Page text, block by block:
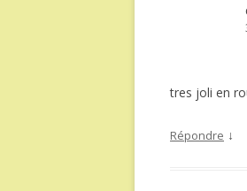
tres joli en
Répondre ↓